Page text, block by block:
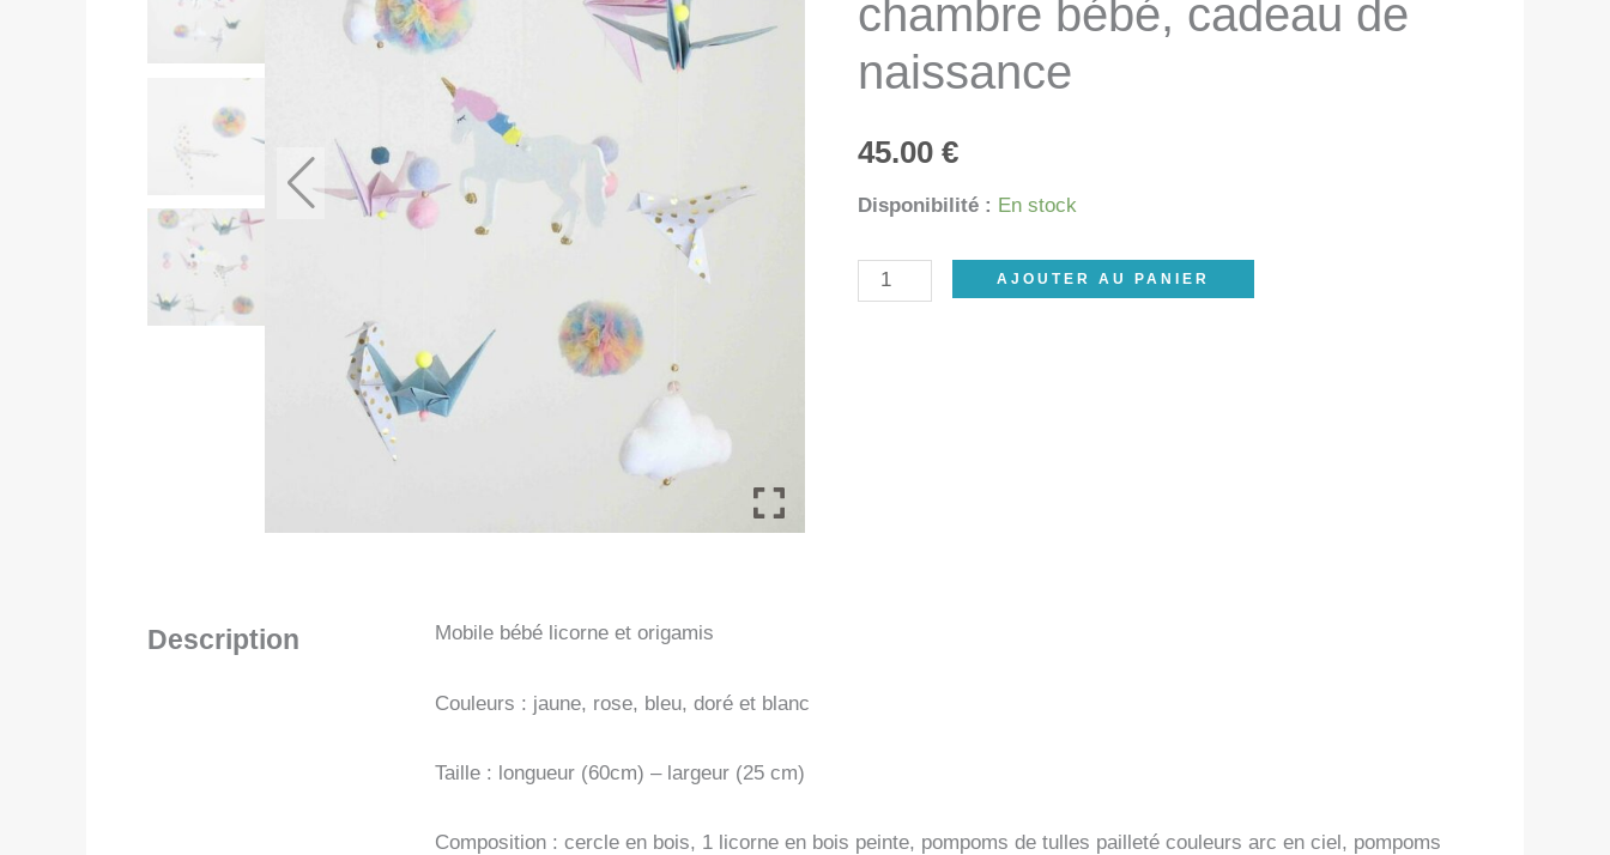
chambre bébé, cadeau de
naissance
45.00 €
Disponibilité : En stock
quantité
cadeau
AJOUTER AU PANIER
Description Mobile bébé licorne et origamis
Couleurs : jaune, rose, bleu, doré et blanc
Taille : longueur (60cm) – largeur (25 cm)
Composition : cercle en bois, 1 licorne en bois peinte, pompoms de tulles pailleté couleurs arc en ciel, pompoms